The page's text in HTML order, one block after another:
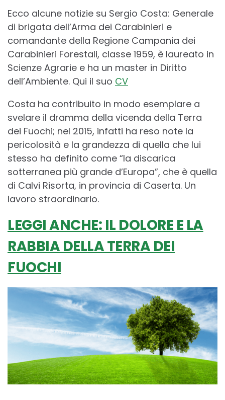
Ecco alcune notizie su Sergio Costa: Generale
di brigata dell’Arma dei Carabinieri e
comandante della Regione Campania dei
Carabinieri Forestali, classe 1959, è laureato in
Scienze Agrarie e ha un master in Diritto
dell’Ambiente. Qui il suo CV
Costa ha contribuito in modo esemplare a
svelare il dramma della vicenda della Terra
dei Fuochi; nel 2015, infatti ha reso note la
pericolosità e la grandezza di quella che lui
stesso ha definito come “la discarica
sotterranea più grande d’Europa”, che è quella
di Calvi Risorta, in provincia di Caserta. Un
lavoro straordinario.
LEGGI ANCHE: IL DOLORE E LA
RABBIA DELLA TERRA DEI
FUOCHI